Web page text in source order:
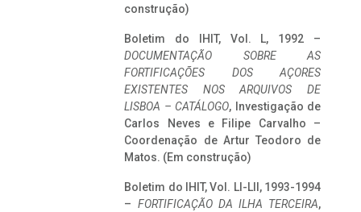
construção)
Boletim do IHIT, Vol. L, 1992 –
DOCUMENTAÇÃO SOBRE AS
FORTIFICAÇÕES DOS AÇORES
EXISTENTES NOS ARQUIVOS DE
LISBOA – CATÁLOGO, Investigação de
Carlos Neves e Filipe Carvalho –
Coordenação de Artur Teodoro de
Matos. (Em construção)
Boletim do IHIT, Vol. LI-LII, 1993-1994
– FORTIFICAÇÃO DA ILHA TERCEIRA,